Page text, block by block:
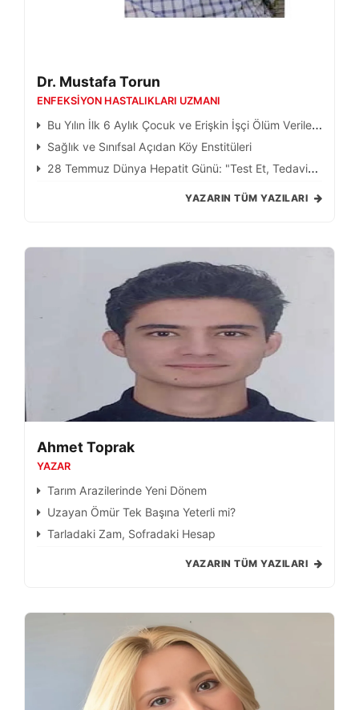
Dr. Mustafa Torun
ENFEKSIYON HASTALIKLARI UZMANI
Bu Yılın İlk 6 Aylık Çocuk ve Erişkin İşçi Ölüm Verileri
Bizi Yine Kahretti
Sağlık ve Sınıfsal Açıdan Köy Enstitüleri
28 Temmuz Dünya Hepatit Günü: "Test Et, Tedavi
YAZARIN TÜM YAZILARI
Ahmet Toprak
YAZAR
Tarım Arazilerinde Yeni Dönem
Uzayan Ömür Tek Başına Yeterli mi?
Tarladaki Zam, Sofradaki Hesap
YAZARIN TÜM YAZILARI